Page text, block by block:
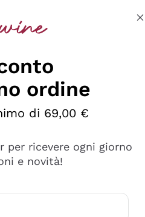
ordine
di 69,00 €
per ricevere ogni giorno
e novità!